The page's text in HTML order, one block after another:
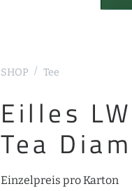
SHOP Tee
Eilles
Tea
Einzelpreis pro Karton